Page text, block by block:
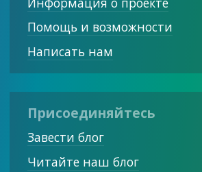
Помощь и возможности
Написать нам
Присоединяйтесь
Завести блог
Читайте наш блог